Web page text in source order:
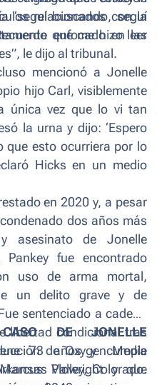
‘seguí buscando, seguí
enfocado en las
relacionados con la
que me hizo leer
”, le dijo al tribunal.
mencionó a Jonelle
hijo Carl, visiblemente
única vez que lo vi tan
la urna y dijo: ‘Espero
que esto ocurriera por lo
Hicks en un medio
en 2020 y, a pesar
dos años más
asesinato de Jonelle
fue encontrado
uso de arma mortal,
un delito grave y de
sentenciado a cadena
libertad condicional tras
73 años y cumple
Valley, Colorado.
DE JONELLE
de Oxygen Media
Plowright y que